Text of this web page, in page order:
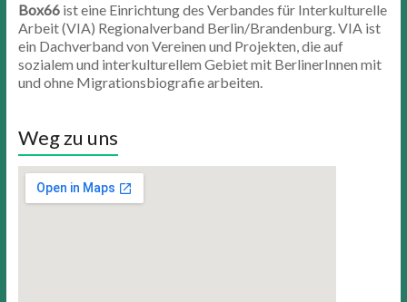
Box66ist eine Einrichtung des Verbandes für Interkulturelle
Arbeit (VIA) Regionalverband Berlin/Brandenburg. VIA ist
ein Dachverband von Vereinen und Projekten, die auf
sozialem und interkulturellem Gebiet mit BerlinerInnen mit
und ohne Migrationsbiografie arbeiten.
Weg zu uns